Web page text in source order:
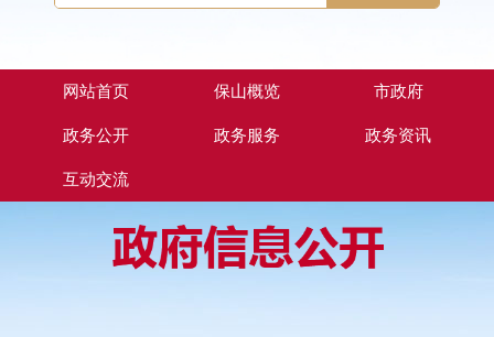
网站首页 保山概览 市政府
政务公开 政务服务 政务资讯
互动交流